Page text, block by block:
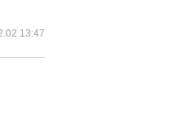
13:47